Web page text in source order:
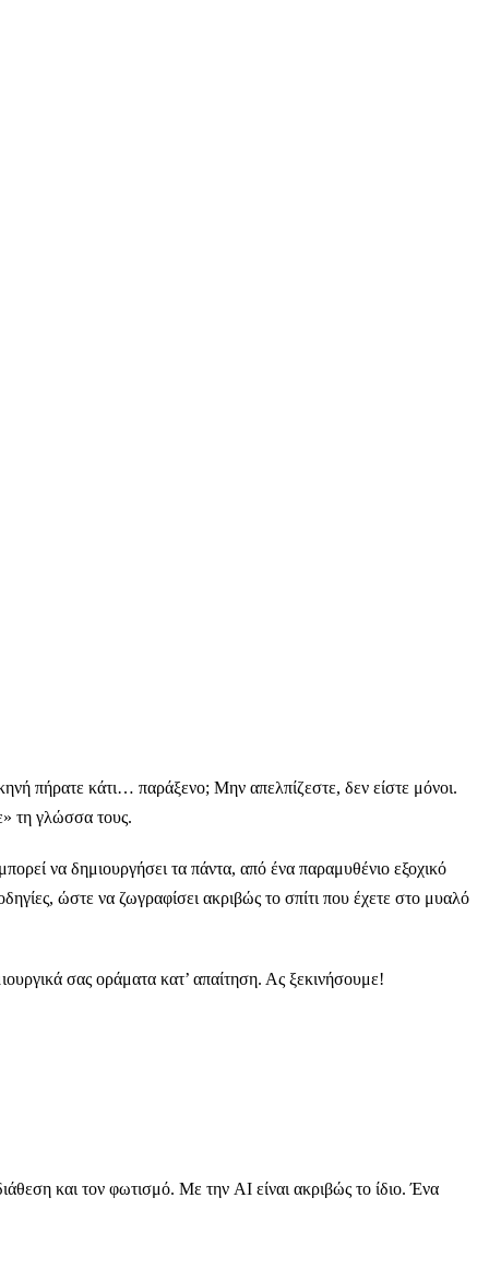
πήρατε κάτι… παράξενο; Μην απελπίζεστε, δεν είστε μόνοι.
τη γλώσσα τους.
να δημιουργήσει τα πάντα, από ένα παραμυθένιο εξοχικό
ώστε να ζωγραφίσει ακριβώς το σπίτι που έχετε στο μυαλό
σας οράματα κατ’ απαίτηση. Ας ξεκινήσουμε!
και τον φωτισμό. Με την AI είναι ακριβώς το ίδιο. Ένα